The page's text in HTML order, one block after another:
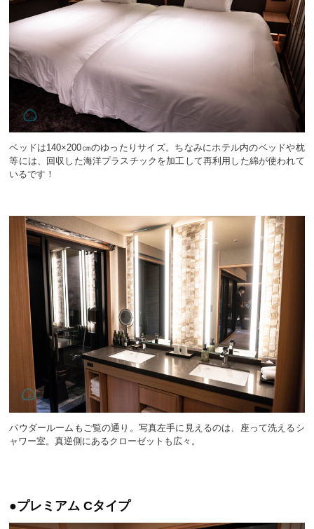
ベッドは140×200㎝のゆったりサイズ。ちなみにホテル内のベッドや枕
等には、回収した海洋プラスチックを加工して再利用した綿が使われて
いるです！
パウダールームもご覧の通り。写真左手に見えるのは、座って洗えるシ
ャワー室。真逆側にあるクローゼットも広々。
●プレミアム Cタイプ